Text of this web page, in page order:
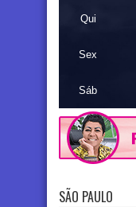
Qui
Sex
Sáb
SÃO PAULO